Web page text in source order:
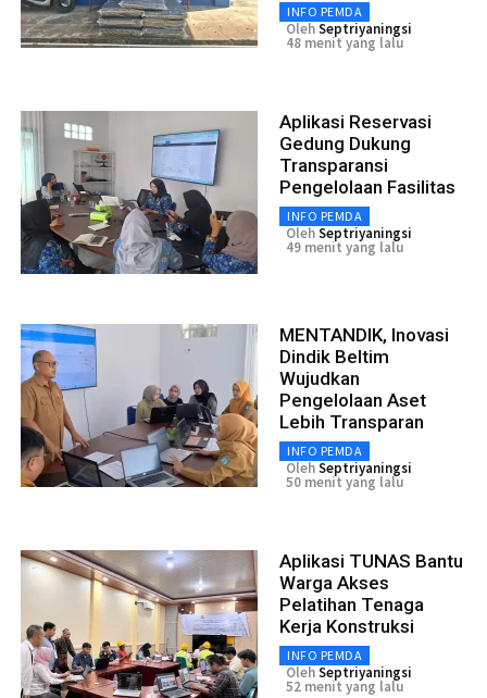
INFO PEMDA
OlehSeptriyaningsi
48 menit yang lalu
Aplikasi Reservasi
Gedung Dukung
Transparansi
Pengelolaan Fasilitas
INFO PEMDA
OlehSeptriyaningsi
49 menit yang lalu
MENTANDIK, Inovasi
Dindik Beltim
Wujudkan
Pengelolaan Aset
Lebih Transparan
INFO PEMDA
OlehSeptriyaningsi
50 menit yang lalu
Aplikasi TUNAS Bantu
Warga Akses
Pelatihan Tenaga
Kerja Konstruksi
INFO PEMDA
OlehSeptriyaningsi
52 menit yang lalu